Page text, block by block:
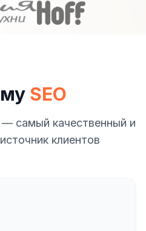
SEO
— самый качественный и
клиентов